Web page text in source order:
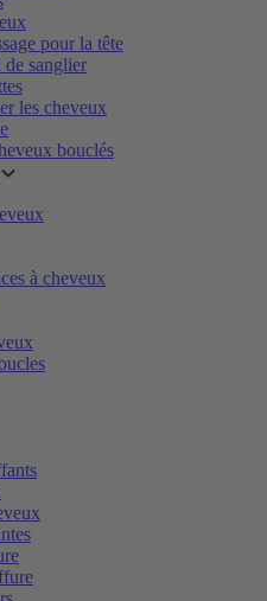
pour la tête
de sanglier
les cheveux
bouclés
à cheveux